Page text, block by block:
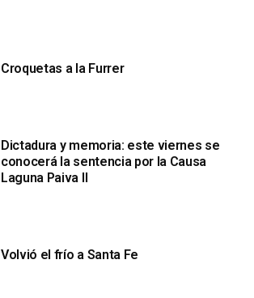
Croquetas a la Furrer
Dictadura y memoria: este viernes se
conocerá la sentencia por la Causa
Laguna Paiva II
Volvió el frío a Santa Fe